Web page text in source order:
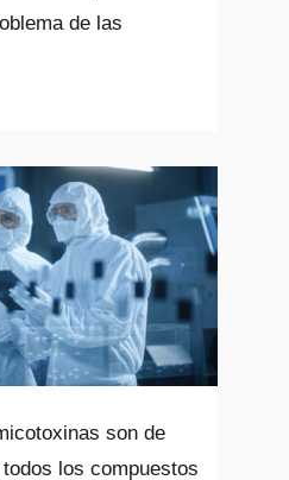
de las
son de
los compuestos